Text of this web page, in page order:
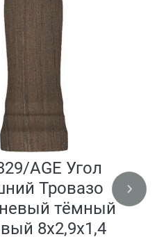
AGE Угол
Тровазо
тёмный
8x2,9x1,4